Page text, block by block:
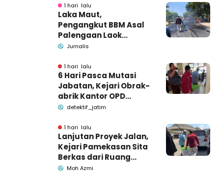
1 hari lalu
Laka Maut,
Pengangkut BBM Asal
Palengaan Laok
Pamekasan Meninggal
Jurnalis
1 hari lalu
6 Hari Pasca Mutasi
Jabatan, Kejari Obrak-
abrik Kantor OPD
Pemkab Pamekasan
detektif_jatim
1 hari lalu
Lanjutan Proyek Jalan,
Kejari Pamekasan Sita
Berkas dari Ruang
Pemkab Pamekasan
Moh Azmi